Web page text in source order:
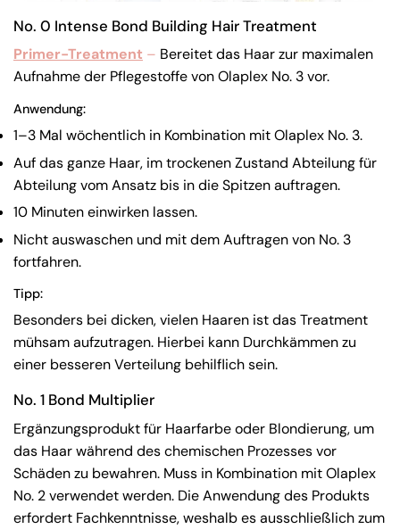
No. 0 Intense Bond Building Hair Treatment
Primer-Treatment – Bereitet das Haar zur maximalen
Aufnahme der Pflegestoffe von Olaplex No. 3 vor.
Anwendung:
1–3 Mal wöchentlich in Kombination mit Olaplex No. 3.
Auf das ganze Haar, im trockenen Zustand Abteilung für
Abteilung vom Ansatz bis in die Spitzen auftragen.
10 Minuten einwirken lassen.
Nicht auswaschen und mit dem Auftragen von No. 3
fortfahren.
Tipp:
Besonders bei dicken, vielen Haaren ist das Treatment
mühsam aufzutragen. Hierbei kann Durchkämmen zu
einer besseren Verteilung behilflich sein.
No. 1 Bond Multiplier
Ergänzungsprodukt für Haarfarbe oder Blondierung, um
das Haar während des chemischen Prozesses vor
Schäden zu bewahren. Muss in Kombination mit Olaplex
No. 2 verwendet werden. Die Anwendung des Produkts
erfordert Fachkenntnisse, weshalb es ausschließlich zum